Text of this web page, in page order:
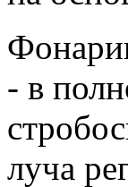
- в
луча